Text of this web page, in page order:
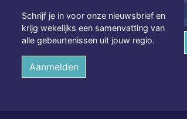
Schrijf je in voor onze nieuwsbrief en
krijg wekelijks een samenvatting van
alle gebeurtenissen uit jouw regio.
Aanmelden